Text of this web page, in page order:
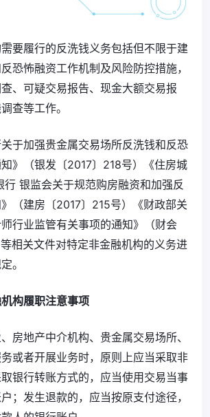
要履行的反洗钱义务包括但不限于建
恐怖融资工作机制及风险防控措施，
、可疑交易报告、现金大额交易报
查等工作。
关于加强贵金属交易场所反洗钱和反恐
》（银发〔2017〕218号）《住房城
行 银监会关于规范购房融资和加强反
（建房〔2017〕215号）《财政部关
行业监管有关事项的通知》（财会
等相关文件对特定非金融机构的义务进
。
构履职注意事项
房地产中介机构、贵金属交易场所、
或者开展业务时，原则上应当采取非
银行转账方式的，应当使用交易当事
；发生退款的，应当按原支付途径，